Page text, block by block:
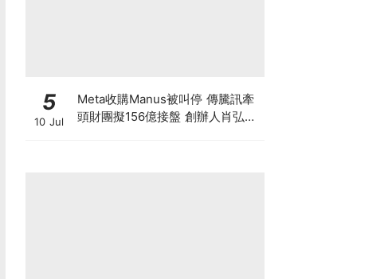
5
10 Jul
Meta收購Manus被叫停 傳騰訊牽
頭財團擬156億接盤 創辦人肖弘遭